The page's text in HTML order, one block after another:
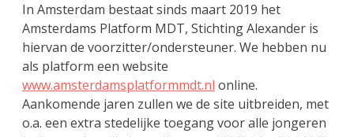
In Amsterdam bestaat sinds maart 2019 het
Amsterdams Platform MDT, Stichting Alexander is
hiervan de voorzitter/ondersteuner. We hebben nu
als platform een website
www.amsterdamsplatformmdt.nl online.
Aankomende jaren zullen we de site uitbreiden, met
o.a. een extra stedelijke toegang voor alle jongeren